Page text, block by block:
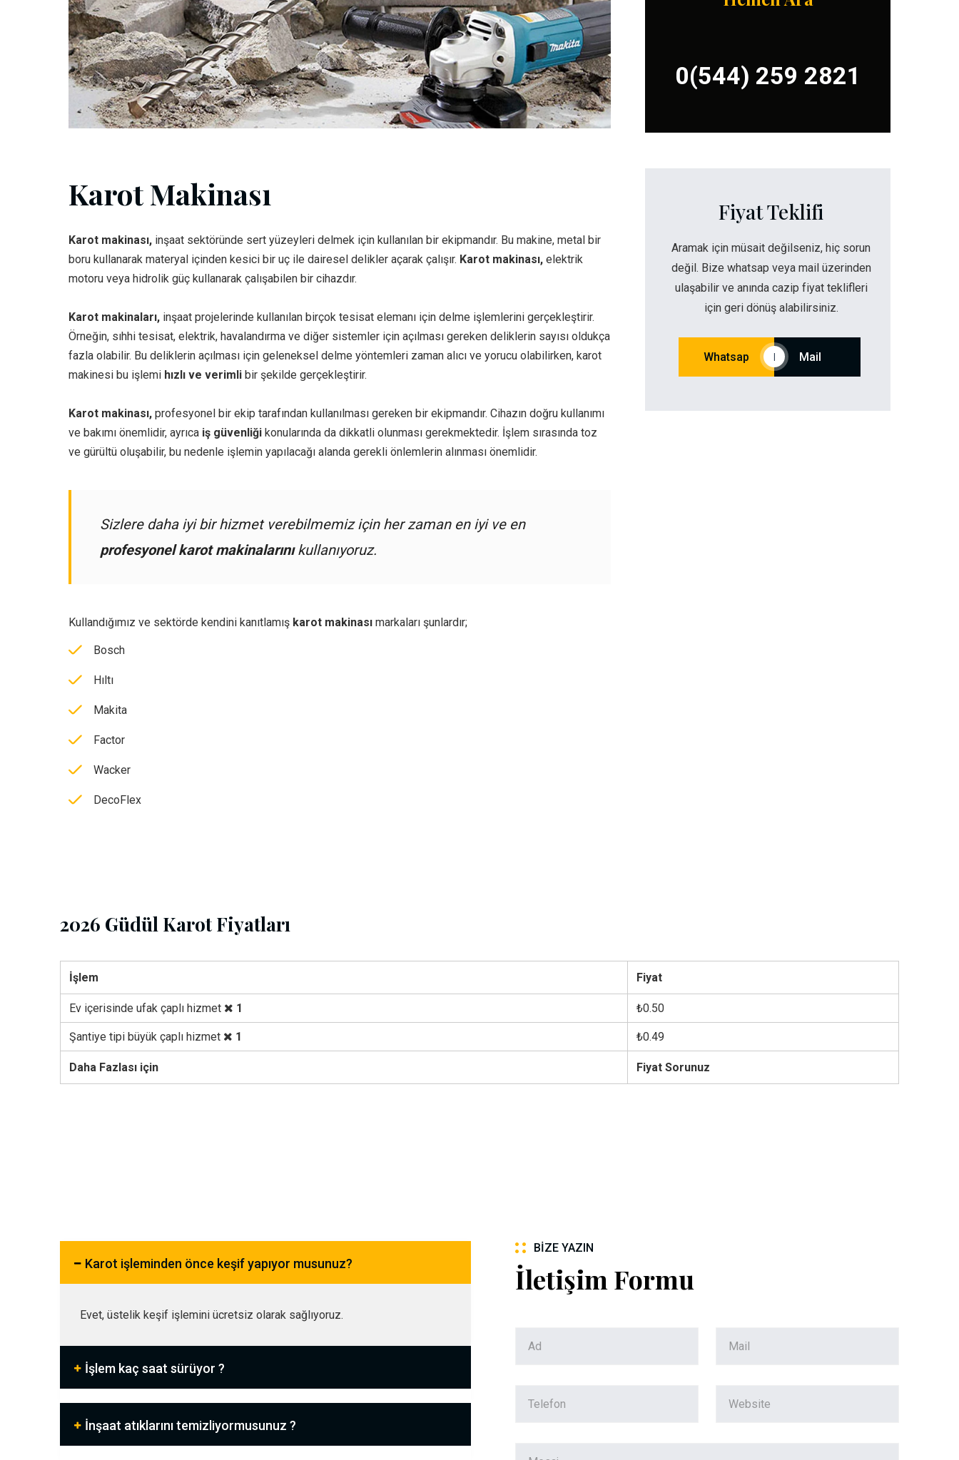
Karot Makinası
Karot makinası, inşaat sektöründe sert yüzeyleri delmek için kullanılan bir ekipmandır. Bu makine, metal bir
boru kullanarak materyal içinden kesici bir uç ile dairesel delikler açarak çalışır. Karot makinası, elektrik
motoru veya hidrolik güç kullanarak çalışabilen bir cihazdır.
Karot makinaları, inşaat projelerinde kullanılan birçok tesisat elemanı için delme işlemlerini gerçekleştirir.
Örneğin, sıhhi tesisat, elektrik, havalandırma ve diğer sistemler için açılması gereken deliklerin sayısı oldukça
fazla olabilir. Bu deliklerin açılması için geleneksel delme yöntemleri zaman alıcı ve yorucu olabilirken, karot
makinesi bu işlemi hızlı ve verimli bir şekilde gerçekleştirir.
Karot makinası, profesyonel bir ekip tarafından kullanılması gereken bir ekipmandır. Cihazın doğru kullanımı
ve bakımı önemlidir, ayrıca iş güvenliği konularında da dikkatli olunması gerekmektedir. İşlem sırasında toz
ve gürültü oluşabilir, bu nedenle işlemin yapılacağı alanda gerekli önlemlerin alınması önemlidir.
Sizlere daha iyi bir hizmet verebilmemiz için her zaman en iyi ve en
profesyonel karot makinalarınıkullanıyoruz.
Kullandığımız ve sektörde kendini kanıtlamış karot makinası markaları şunlardır;
Bosch
Hıltı
Makita
Factor
Wacker
DecoFlex
0(544) 259 2821
Fiyat Teklifi
Aramak için müsait değilseniz, hiç sorun
değil. Bize whatsap veya mail üzerinden
ulaşabilir ve anında cazip fiyat teklifleri
için geri dönüş alabilirsiniz.
Whatsap Mail
2026 Güdül Karot Fiyatları
İşlem Fiyat
Ev içerisinde ufak çaplı hizmet 1 ₺0.50
Şantiye tipi büyük çaplı hizmet 1 ₺0.49
Daha Fazlası için Fiyat Sorunuz
Karot işleminden önce keşif yapıyor musunuz?
Evet, üstelik keşif işlemini ücretsiz olarak sağlıyoruz.
İşlem kaç saat sürüyor ?
İnşaat atıklarını temizliyormusunuz ?
BIZE YAZIN
İletişim Formu